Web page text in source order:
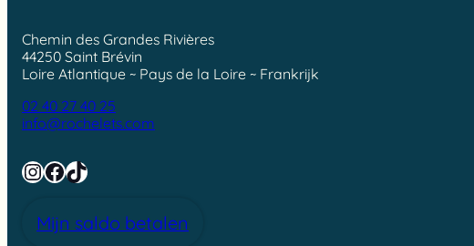
Chemin des Grandes Rivières
44250 Saint Brévin
Loire Atlantique ~ Pays de la Loire ~ Frankrijk
02 40 27 40 25
info@rochelets.com
Instagram
Facebook
TikTok
Mijn saldo betalen